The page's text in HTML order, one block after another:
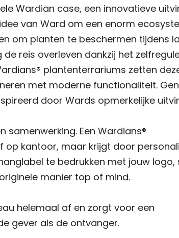
Wardian case, een innovatieve
van Ward om een enorm
om planten te beschermen tijdens
reis overleven dankzij het
plantenterrariums zetten
met moderne functionaliteit.
door Wards opmerkelijke
Een Wardians®
op kantoor, maar krijgt door
te bedrukken met jouw logo,
manier top of mind.
helemaal af en zorgt voor een
gever als de ontvanger.